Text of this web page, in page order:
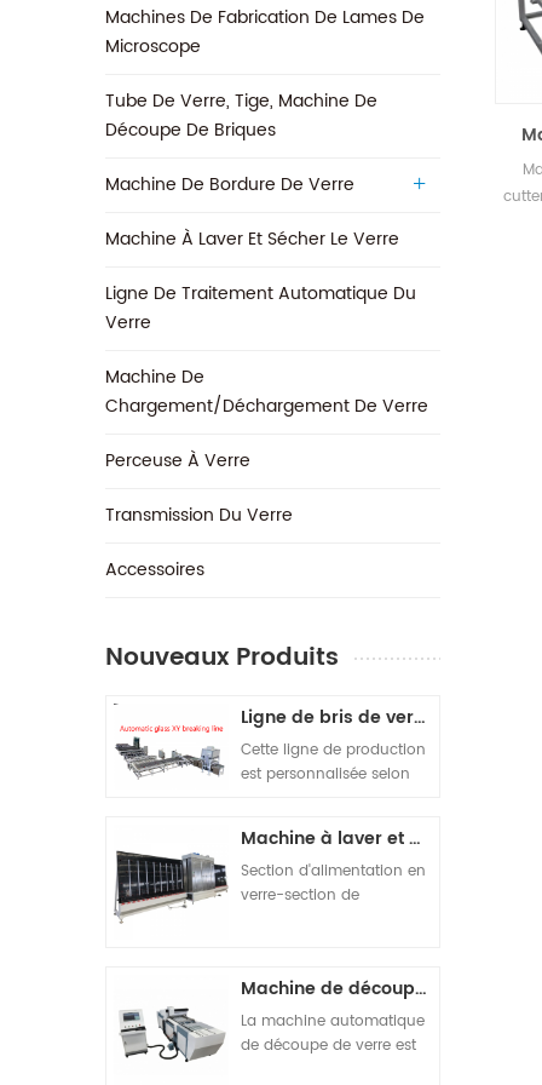
Machines De Fabrication De Lames De
Microscope
Tube De Verre, Tige, Machine De
Découpe De Briques
Machine De Bordure De Verre
Machine À Laver Et Sécher Le Verre
Ligne De Traitement Automatique Du
Verre
Machine De
Chargement/déchargement De Verre
Perceuse À Verre
Transmission Du Verre
‎Accessoires
Nouveaux Produits
Ligne de bris de verre automatique
Cette ligne de production
est personnalisée selon
composées. La
composition de la
machine est la suivante :
découpe de verre
automatique SY-4028. 3
Machine à casser
Machine à laver et à sécher verticale ouverte sur le dessus
Section d'alimentation en
verre-section de
décharge-section
d'inspection adjointe.
Machine de découpe de vitrocéramique
La machine automatique
de découpe de verre est